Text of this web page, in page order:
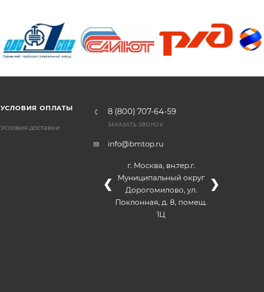
УСЛОВИЯ ОПЛАТЫ
Условия доставки
8 (800) 707-64-59
ЗАКАЗАТЬ ЗВОНОК
info@bmtop.ru
г. Москва, вн.тер.г.
Муниципальный округ
Дорогомилово, ул.
Поклонная, д. 8, помещ.
1Ц
❮ ❯